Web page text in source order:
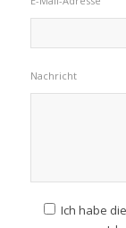
Nachricht
Ich habe die